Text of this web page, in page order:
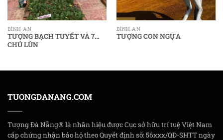
BÌNH AN
TƯỢNG BẠCH TUYẾT VÀ 7
CHÚ LÙN
BÌNH AN
TƯỢNG CON NGỰA
TUONGDANANG.COM
Tượng Đà Nẵng® là nhãn hiệu được Cục sở hữu trí tuệ Việt Nam
cấp chứng nhận bảo hộ theo Quyết định số: 56xxx/QĐ-SHTT ngày